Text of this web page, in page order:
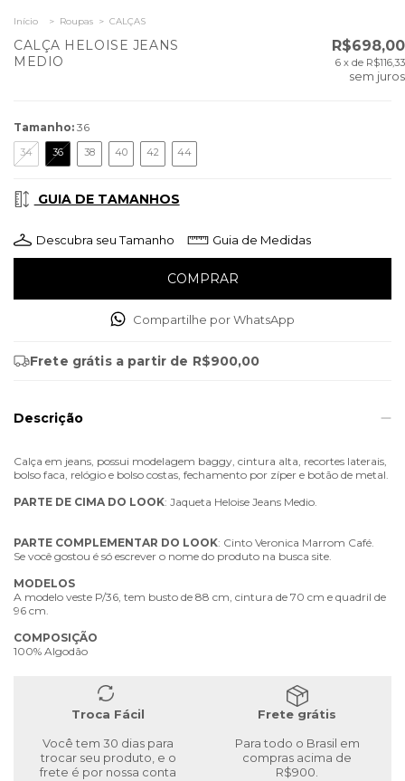
Início > Roupas > CALÇAS
CALÇA HELOISE JEANS
MEDIO
R$698,00
6 x de R$116,33
sem juros
Tamanho: 36
34 36 38 40 42 44
GUIA DE TAMANHOS
Descubra seu Tamanho Guia de Medidas
Compartilhe por WhatsApp
Frete grátis a partir de R$900,00
Descrição
Calça em jeans, possui modelagem baggy, cintura alta, recortes laterais,
bolso faca, relógio e bolso costas, fechamento por zíper e botão de metal.
PARTE DE CIMA DO LOOK: Jaqueta Heloise Jeans Medio.
PARTE COMPLEMENTAR DO LOOK: Cinto Veronica Marrom Café.
Se você gostou é só escrever o nome do produto na busca site.
MODELOS
A modelo veste P/36, tem busto de 88 cm, cintura de 70 cm e quadril de
96 cm.
COMPOSIÇÃO
100% Algodão
Troca Fácil
Você tem 30 dias para
trocar seu produto, e o
frete é por nossa conta
Frete grátis
Para todo o Brasil em
compras acima de
R$900.